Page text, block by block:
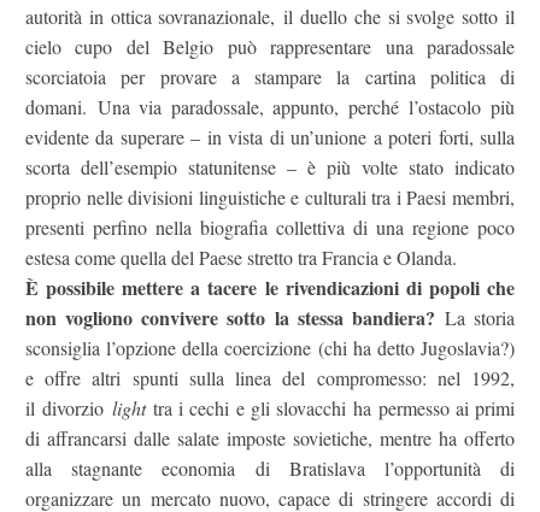
autorità in ottica sovranazionale, il duello che si svolge sotto il
cielo cupo del Belgio può rappresentare una paradossale
scorciatoia per provare a stampare la cartina politica di
domani. Una via paradossale, appunto, perché l’ostacolo più
evidente da superare – in vista di un’unione a poteri forti, sulla
scorta dell’esempio statunitense – è più volte stato indicato
proprio nelle divisioni linguistiche e culturali tra i Paesi membri,
presenti perfino nella biografia collettiva di una regione poco
estesa come quella del Paese stretto tra Francia e Olanda.
È possibile mettere a tacere le rivendicazioni di popoli che
non vogliono convivere sotto la stessa bandiera? La storia
sconsiglia l’opzione della coercizione (chi ha detto Jugoslavia?)
e offre altri spunti sulla linea del compromesso: nel 1992,
il divorzio lighttra i cechi e gli slovacchi ha permesso ai primi
di affrancarsi dalle salate imposte sovietiche, mentre ha offerto
alla stagnante economia di Bratislava l’opportunità di
organizzare un mercato nuovo, capace di stringere accordi di